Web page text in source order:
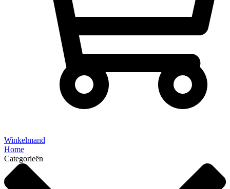
Winkelmand
Home
Categorieën